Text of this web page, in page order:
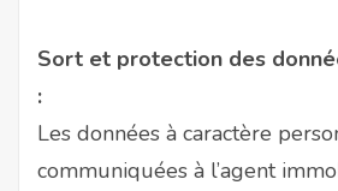
Sort et protection des
:
Les données à caractère
communiquées à l’agent